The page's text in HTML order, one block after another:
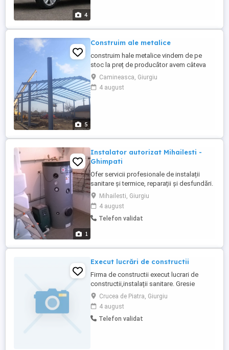
4
5
Construim ale metalice
construim hale metalice vindem de pe
stoc la preț de producător avem câteva
dimensiuni pe stoc 10 cu 18 cu trei la
streașină 10 cu 30 cu patru la streașină 12
cu 25 cu patru la streașină opt cu 40 cu
Camineasca, Giurgiu
4 august
1
Instalator autorizat Mihailesti -
Ghimpati
Ofer servicii profesionale de instalații
sanitare și termice, reparații și desfundări.
Montez centrale termice, calorifere,
panouri solare, aeroterme, cazane termice
Montaj boilere, sifoane de pardoseală,
obiecte sanitare Instalez hidrofoare,
Mihailesti, Giurgiu
4 august
Telefon validat
Execut lucrări de constructii
Firma de constructii execut lucrari de
constructii,instalații sanitare. Gresie
faianță,zugraveli,constructii case
Crucea de Piatra, Giurgiu
4 august
Telefon validat